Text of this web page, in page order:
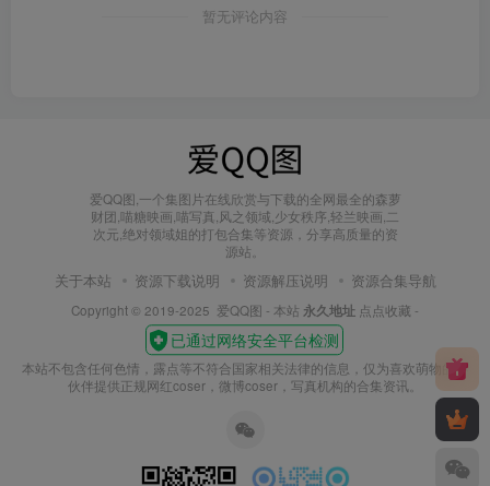
暂无评论内容
爱QQ图,一个集图片在线欣赏与下载的全网最全的森萝
财团,喵糖映画,喵写真,风之领域,少女秩序,轻兰映画,二
次元,绝对领域姐的打包合集等资源，分享高质量的资
源站。
关于本站 资源下载说明 资源解压说明 资源合集导航
Copyright © 2019-2025 爱QQ图 - 本站 永久地址 点点收藏 -
本站不包含任何色情，露点等不符合国家相关法律的信息，仅为喜欢萌物的小
伙伴提供正规网红coser，微博coser，写真机构的合集资讯。